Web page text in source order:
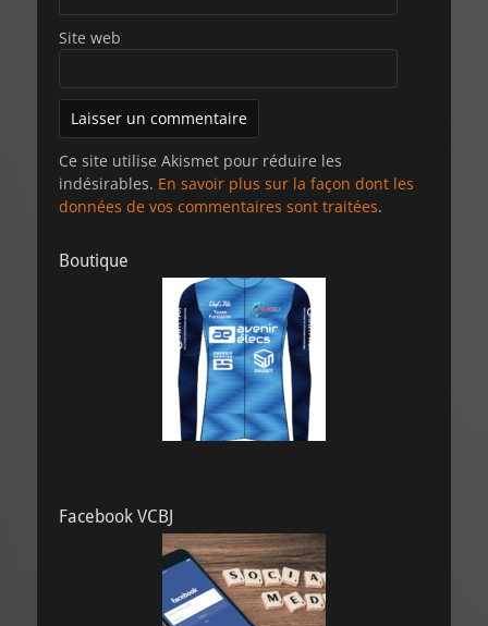
Site web
Ce site utilise Akismet pour réduire les
indésirables. En savoir plus sur la façon dont les
données de vos commentaires sont traitées.
Boutique
Facebook VCBJ